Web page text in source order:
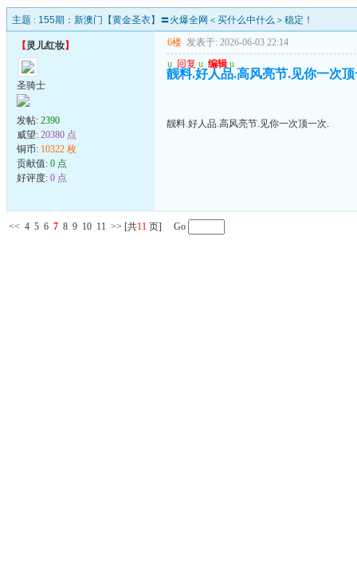
主题 : 155期：新澳门【黄金圣衣】〓火爆全网＜买什么中什么＞稳定！
【灵儿红妆】
圣骑士
发帖: 2390
威望: 20380 点
铜币: 10322 枚
贡献值: 0 点
好评度: 0 点
6楼 发表于: 2026-06-03 22:14
u 回复 u 编辑 u
靓料.好人品.高风亮节.见你一次
靓料.好人品.高风亮节.见你一次顶一次.
<< 4 5 6 7 8 9 10 11 >> [共11 页] Go